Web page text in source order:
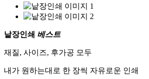
낱장인쇄 베스트
재질, 사이즈, 후가공 모두
내가 원하는대로 한 장씩 자유로운 인쇄